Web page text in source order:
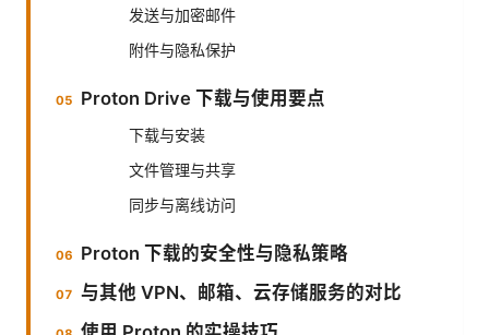
发送与加密邮件
附件与隐私保护
Proton Drive 下载与使用要点
下载与安装
文件管理与共享
同步与离线访问
Proton 下载的安全性与隐私策略
与其他 VPN、邮箱、云存储服务的对比